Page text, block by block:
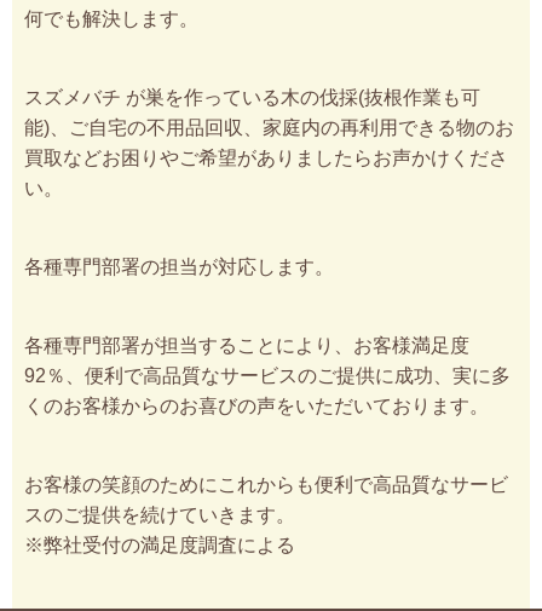
何でも解決します。
スズメバチ が巣を作っている木の伐採(抜根作業も可
能)、ご自宅の不用品回収、家庭内の再利用できる物のお
買取などお困りやご希望がありましたらお声かけくださ
い。
各種専門部署の担当が対応します。
各種専門部署が担当することにより、お客様満足度
92％、便利で高品質なサービスのご提供に成功、実に多
くのお客様からのお喜びの声をいただいております。
お客様の笑顔のためにこれからも便利で高品質なサービ
スのご提供を続けていきます。
※弊社受付の満足度調査による